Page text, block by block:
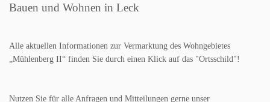
Bauen und Wohnen in Leck
Alle aktuellen Informationen zur Vermarktung des Wohngebietes
„Mühlenberg II“ finden Sie durch einen Klick auf das "Ortsschild"!
Nutzen Sie für alle Anfragen und Mitteilungen gerne unser